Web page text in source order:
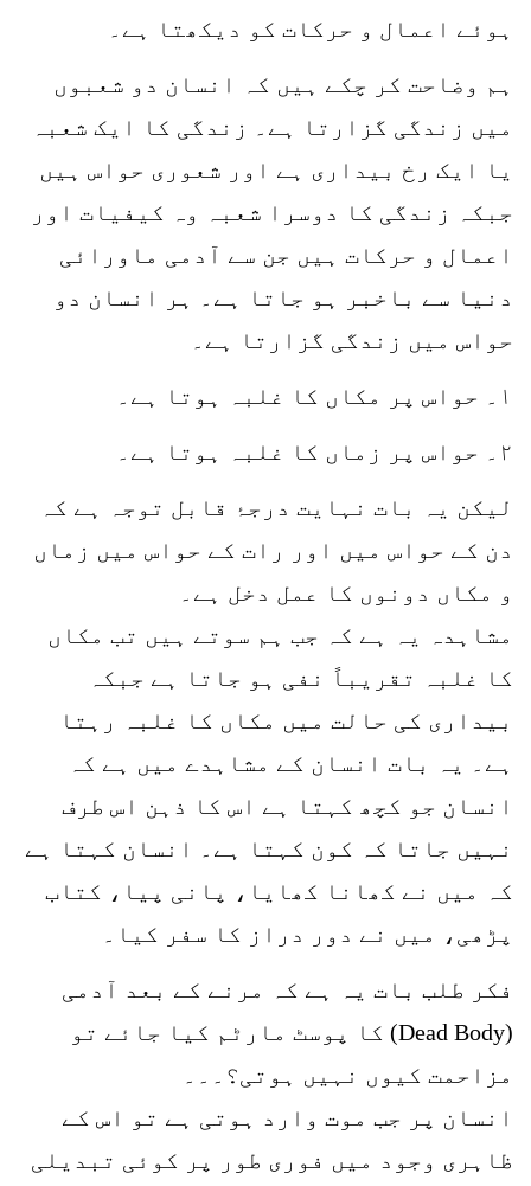
ہوئے اعمال و حرکات کو دیکھتا ہے۔
ہم وضاحت کر چکے ہیں کہ انسان دو شعبوں
میں زندگی گزارتا ہے۔ زندگی کا ایک شعبہ
یا ایک رخ بیداری ہے اور شعوری حواس ہیں
جبکہ زندگی کا دوسرا شعبہ وہ کیفیات اور
اعمال و حرکات ہیں جن سے آدمی ماورائی
دنیا سے باخبر ہو جاتا ہے۔ ہر انسان دو
حواس میں زندگی گزارتا ہے۔
۱۔ حواس پر مکاں کا غلبہ ہوتا ہے۔
۲۔ حواس پر زماں کا غلبہ ہوتا ہے۔
لیکن یہ بات نہایت درجۂ قابل توجہ ہے کہ
دن کے حواس میں اور رات کے حواس میں زماں
و مکاں دونوں کا عمل دخل ہے۔
مشاہدہ یہ ہے کہ جب ہم سوتے ہیں تب مکاں
کا غلبہ تقریباً نفی ہو جاتا ہے جبکہ
بیداری کی حالت میں مکاں کا غلبہ رہتا
ہے۔ یہ بات انسان کے مشاہدے میں ہے کہ
انسان جو کچھ کہتا ہے اس کا ذہن اس طرف
نہیں جاتا کہ کون کہتا ہے۔ انسان کہتا ہے
کہ میں نے کھانا کھایا، پانی پیا، کتاب
پڑھی، میں نے دور دراز کا سفر کیا۔
فکر طلب بات یہ ہے کہ مرنے کے بعد آدمی
(Dead Body) کا پوسٹ مارٹم کیا جائے تو
مزاحمت کیوں نہیں ہوتی؟۔۔۔
انسان پر جب موت وارد ہوتی ہے تو اس کے
ظاہری وجود میں فوری طور پر کوئی تبدیلی